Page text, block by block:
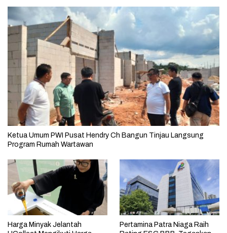
Ketua Umum PWI Pusat Hendry Ch Bangun Tinjau Langsung
Program Rumah Wartawan
Harga Minyak Jelantah
Pertamina Patra Niaga Raih